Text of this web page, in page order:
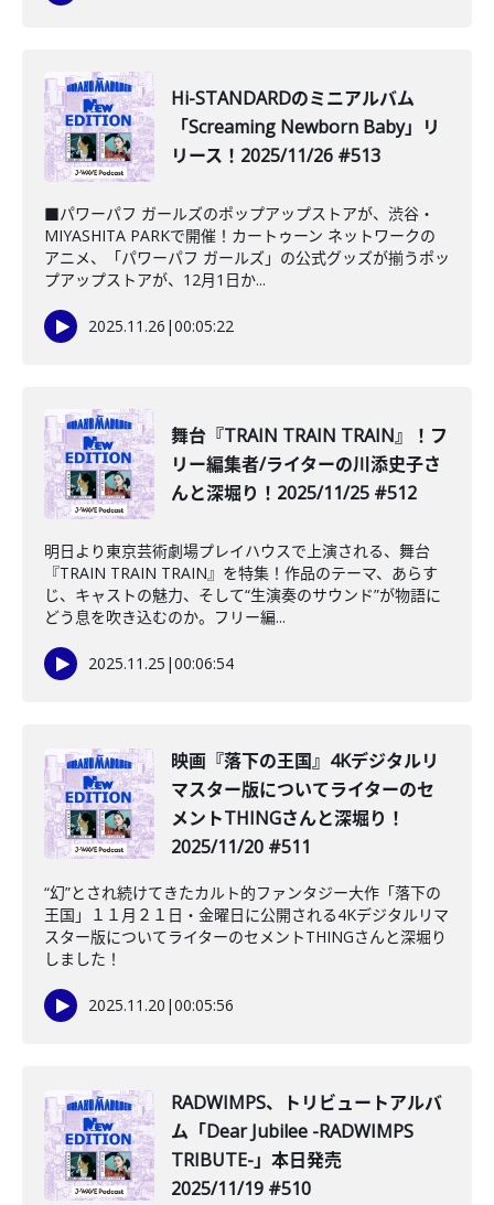
Hi-STANDARDのミニアルバム
「Screaming Newborn Baby」リ
リース！2025/11/26 #513
■パワーパフ ガールズのポップアップストアが、渋谷・
MIYASHITA PARKで開催！カートゥーン ネットワークの
アニメ、「パワーパフ ガールズ」の公式グッズが揃うポッ
プアップストアが、12月1日か...
2025.11.26 |00:05:22
️舞台『TRAIN TRAIN TRAIN』！フ
リー編集者/ライターの川添史子さ
んと深堀り！2025/11/25 #512
明日より東京芸術劇場プレイハウスで上演される、舞台
『TRAIN TRAIN TRAIN』を特集！作品のテーマ、あらす
じ、キャストの魅力、そして“生演奏のサウンド”が物語に
どう息を吹き込むのか。フリー編...
2025.11.25 |00:06:54
映画『落下の王国』4Kデジタルリ
マスター版についてライターのセ
メントTHINGさんと深堀り！
2025/11/20 #511
“幻”とされ続けてきたカルト的ファンタジー大作「落下の
王国」１１月２１日・金曜日に公開される4Kデジタルリマ
スター版についてライターのセメントTHINGさんと深堀り
しました！
2025.11.20 |00:05:56
RADWIMPS、トリビュートアルバ
ム「Dear Jubilee -RADWIMPS
TRIBUTE-」本日発売
2025/11/19 #510